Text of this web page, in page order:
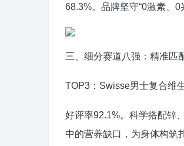
68.3%。品牌坚守“0激素、0
三、细分赛道八强：精准匹
TOP3：Swisse男士复合维
好评率92.1%。科学搭配锌
中的营养缺口，为身体构筑